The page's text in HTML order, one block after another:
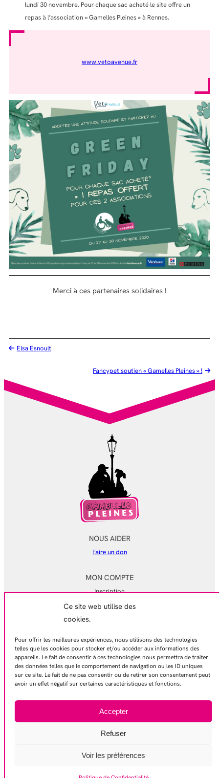
Ce site web utilise des
cookies.
Pour offrir les meilleures expériences, nous utilisons des technologies
telles que les cookies pour stocker et/ou accéder aux informations des
appareils. Le fait de consentir à ces technologies nous permettra de traiter
des données telles que le comportement de navigation ou les ID uniques
sur ce site. Le fait de ne pas consentir ou de retirer son consentement peut
avoir un effet négatif sur certaines caractéristiques et fonctions.
Accepter
Refuser
Voir les préférences
lundi 30 novembre. Pour chaque sac acheté le site offre un
repas à l’association « Gamelles Pleines » à Rennes.
www.vetoavenue.fr
Merci à ces partenaires solidaires !
Elsa Esnoult
Fancypet soutien « Gamelles Pleines » !
NOUS AIDER
Faire un don
MON COMPTE
Inscription
Mon compte
Mes commandes
EN SAVOIR PLUS
Mentions légales
Conditions générales de ventes
Politique de confidentialité